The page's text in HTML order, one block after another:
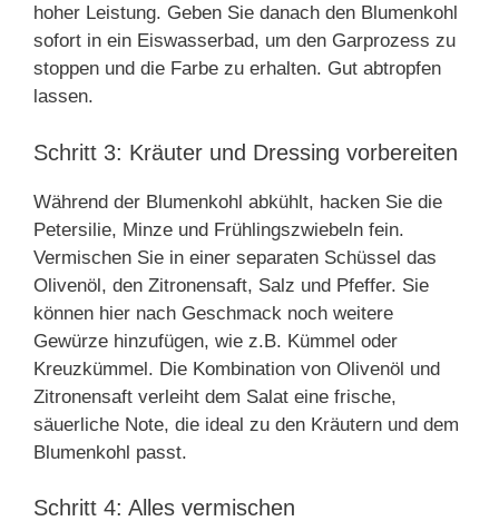
hoher Leistung. Geben Sie danach den Blumenkohl
sofort in ein Eiswasserbad, um den Garprozess zu
stoppen und die Farbe zu erhalten. Gut abtropfen
lassen.
Schritt 3: Kräuter und Dressing vorbereiten
Während der Blumenkohl abkühlt, hacken Sie die
Petersilie, Minze und Frühlingszwiebeln fein.
Vermischen Sie in einer separaten Schüssel das
Olivenöl, den Zitronensaft, Salz und Pfeffer. Sie
können hier nach Geschmack noch weitere
Gewürze hinzufügen, wie z.B. Kümmel oder
Kreuzkümmel. Die Kombination von Olivenöl und
Zitronensaft verleiht dem Salat eine frische,
säuerliche Note, die ideal zu den Kräutern und dem
Blumenkohl passt.
Schritt 4: Alles vermischen